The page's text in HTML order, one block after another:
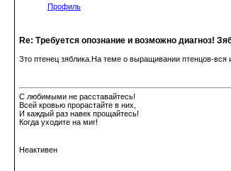
Профиль
Re: Требуется опознание и возможно диагноз!
Зто птенец зяблика.На теме о выращивании птенцов-
С любимыми не расставайтесь!
Всей кровью прорастайте в них,
И каждый раз навек прощайтесь!
Когда уходите на миг!
Неактивен